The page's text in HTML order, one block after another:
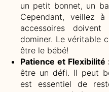
un petit bonnet, un
Cependant, veillez
accessoires
dominer. Le véritable
être le bébé!
Patience et Flexibilité
être un défi. Il peut
est essentiel de